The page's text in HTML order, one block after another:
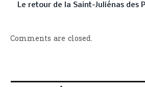
Le retour de la Saint-Juliénas des
Comments are closed.